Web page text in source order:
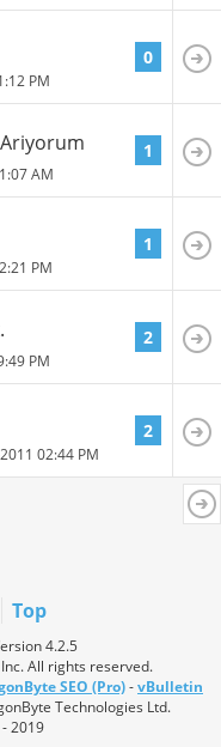
PM
0
AM
1
PM
1
PM
2
02:44 PM
2
Top
4.2.5
All rights reserved.
SEO (Pro)-vBulletin
Technologies Ltd.
2019